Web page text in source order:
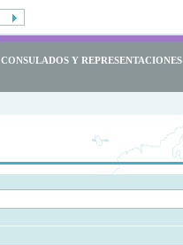
CONSULADOS Y REPRESENTACIONES